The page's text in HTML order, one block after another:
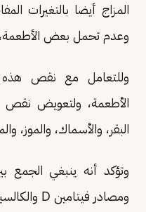
المزاج أيضا بالتغيرات
وعدم تحمل بعض الأطعمة،
وللتعامل مع نقص هذه
البقر، والأسماك، والموز،
وتؤكد أنه ينبغي الجمع
ومصادر فيتامين D والكالسيوم لتحقيق أفضل تأثير صحي.